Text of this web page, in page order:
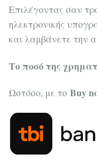
Επιλέγοντας σαν
ηλεκτρονικής
και λαμβάνετε την
Το ποσό της
Ωστόσο, με το Buy